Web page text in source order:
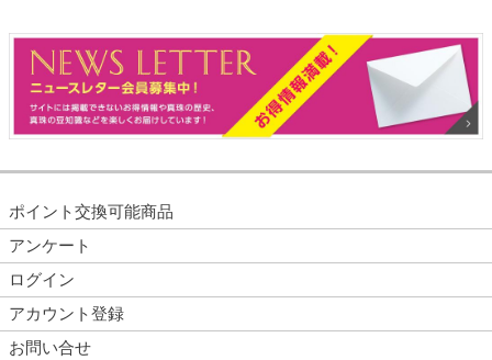
ポイント交換可能商品
アンケート
ログイン
アカウント登録
お問い合せ